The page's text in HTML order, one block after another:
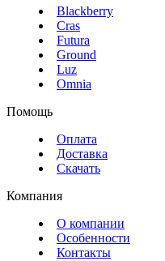
Blackberry
Cras
Futura
Ground
Luz
Omnia
Помощь
Оплата
Доставка
Скачать
Компания
О компании
Особенности
Контакты